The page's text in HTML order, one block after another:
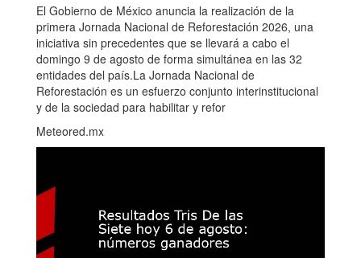
El Gobierno de México anuncia la realización de la
primera Jornada Nacional de Reforestación 2026, una
iniciativa sin precedentes que se llevará a cabo el
domingo 9 de agosto de forma simultánea en las 32
entidades del país.La Jornada Nacional de
Reforestación es un esfuerzo conjunto interinstitucional
y de la sociedad para habilitar y refor
Meteored.mx